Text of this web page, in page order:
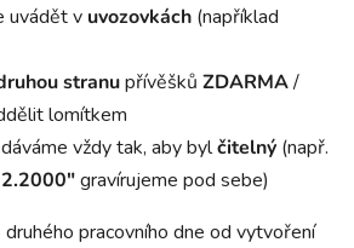
uvádět v uvozovkách (například
stranupřívěšků ZDARMA/
lomítkem
dáváme vždy tak, aby bylčitelný (např.
gravírujeme pod sebe)
druhého pracovního dne od vytvoření